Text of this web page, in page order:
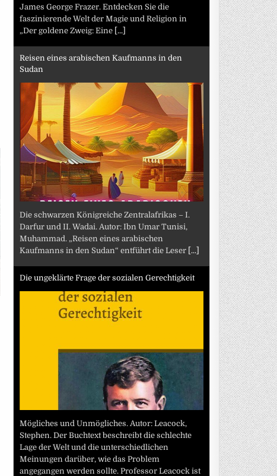
James George Frazer. Entdecken Sie die
faszinierende Welt der Magie und Religion in
„Der goldene Zweig: Eine [...]
Reisen eines arabischen Kaufmanns in den
Sudan
Die schwarzen Königreiche Zentralafrikas – I.
Darfur und II. Wadai. Autor: Ibn Umar Tunisi,
Muhammad. „Reisen eines arabischen
Kaufmanns in den Sudan“ entführt die Leser [...]
Die ungeklärte Frage der sozialen Gerechtigkeit
Mögliches und Unmögliches. Autor: Leacock,
Stephen. Der Buchtext beschreibt die schlechte
Lage der Welt und die unterschiedlichen
Meinungen darüber, wie das Problem
angegangen werden sollte. Professor Leacock ist